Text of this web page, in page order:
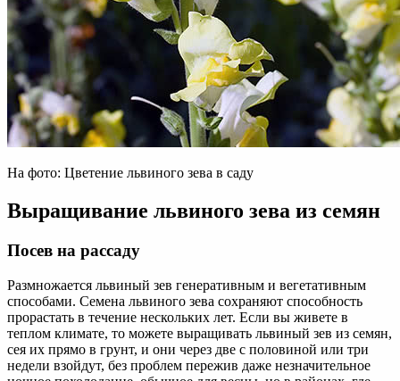
На фото: Цветение львиного зева в саду
Выращивание львиного зева из семян
Посев на рассаду
Размножается львиный зев генеративным и вегетативным
способами. Семена львиного зева сохраняют способность
прорастать в течение нескольких лет. Если вы живете в
теплом климате, то можете выращивать львиный зев из семян,
сея их прямо в грунт, и они через две с половиной или три
недели взойдут, без проблем пережив даже незначительное